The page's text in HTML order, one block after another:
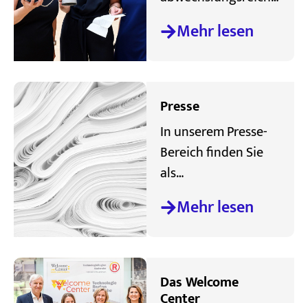
auf dieser Seite
Stellenausschreibun
TechnologieRegion
Karlsruhe (TRK).
Mehr lesen
Presse
In unserem Presse-
Bereich finden Sie
als
en Informationen
aktuellen
Pressemitteilungen.
Mehr lesen
Das Welcome